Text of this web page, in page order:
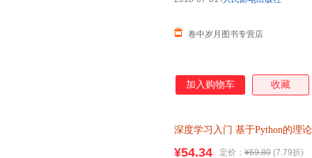
卷中岁月图书专营店
加入购物车 收藏
深度学习入门 基于Python的理
¥54.34 定价： ¥69.80 (7.79折)